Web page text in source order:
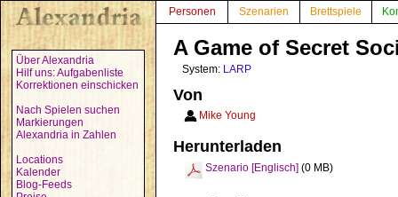
Über Alexandria
Hilf uns: Aufgabenliste
Korrektionen einschicken
Nach Spielen suchen
Markierungen
Alexandria in Zahlen
Locations
Kalender
Blog-Feeds
Personen Szenarien Brettspiele
A Game of Secret
System: LARP
Von
Mike Young
Herunterladen
Szenario [Englisch] (0 MB)